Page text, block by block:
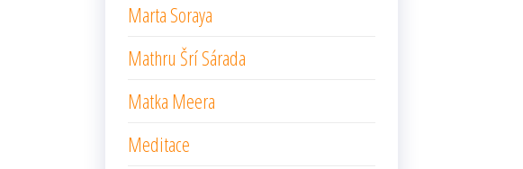
Marta Soraya
Mathru Šrí Sárada
Matka Meera
Meditace